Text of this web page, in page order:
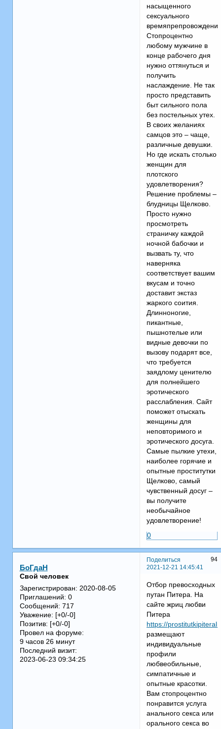
насыщенного
сексуального
Стопроцентно
любому мужчине в
конце рабочего дня
нужно оттянуться и
получить
наслаждение. Не так
просто представить
быт сильного пола
без постельных утех.
В своих желаниях
самцов это – чаще,
различные девушки.
Но где искать столько
женщин для
плотского
удовлетворения?
Решение проблемы –
блудницы Щелково.
Просто нужно
просмотреть
страничку каждой
ночной бабочки и
вызвать ту, что
наверняка
соответствует вашим
вкусам и точно
доставит экстаз
жаркого соития.
Длинноногие,
пикантные,
пышнотелые или
видные девочки по
вызову подарят все,
что требуется
заядлому ценителю
для полнейшего
эротического
расслабления. Сайт
поможет отыскать
женщины для
неповторимого и
эротического досуга.
Самые пылкие утехи,
наиболее горячие и
опытные проститутки
Щелково, самый
чувственный досуг –
вы получите
необычайное
удовлетворение!
0
Поделиться
94
2021-12-21 14:45:41
БоГдаН
Свой человек
Зарегистрирован: 2020-08-05
Приглашений: 0
Сообщений: 717
Уважение: [+0/-0]
Позитив: [+0/-0]
Провел на форуме:
9 часов 26 минут
Последний визит:
2023-06-23 09:34:25
Отбор превосходных
путан Питера. На
сайте жриц любви
Питера
https://
размещают
индивидуальные
профили
любвеобильные,
симпатичные и
опытные красотки.
Вам стопроцентно
понравится услуга
анального секса или
орального секса во